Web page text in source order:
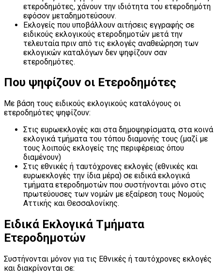
ετεροδημότες, χάνουν την ιδιότητα του ετεροδημότη
εφόσον μεταδημοτεύσουν.
Εκλογείς που υποβάλλουν αιτήσεις εγγραφής σε
ειδικούς εκλογικούς ετεροδημοτών μετά την
τελευταία πριν από τις εκλογές αναθεώρηση των
εκλογικών καταλόγων δεν ψηφίζουν σαν
ετεροδημότες.
Που ψηφίζουν οι Ετεροδημότες
Με βάση τους ειδικούς εκλογικούς καταλόγους οι
ετεροδημότες ψηφίζουν:
Στις ευρωεκλογές και στα δημοψηφίσματα, στα κοινά
εκλογικά τμήματα του τόπου διαμονής τους (μαζί με
τους λοιπούς εκλογείς της περιφέρειας όπου
διαμένουν)
Στις εθνικές ή ταυτόχρονες εκλογές (εθνικές και
ευρωεκλογές την ίδια μέρα) σε ειδικά εκλογικά
τμήματα ετεροδημοτών που συστήνονται μόνο στις
πρωτεύουσες των νομών με εξαίρεση τους Νομούς
Αττικής και Θεσσαλονίκης.
Ειδικά Εκλογικά Τμήματα
Ετεροδημοτών
Συστήνονται μόνον για τις Εθνικές ή ταυτόχρονες εκλογές
και διακρίνονται σε: